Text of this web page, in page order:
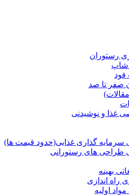
رستوران
تا صد
غذا و نوشیدنی
گذاری غذایی(حدود قیمت ها)
های رستورانی
بهینه
راه اندازی
اولیه